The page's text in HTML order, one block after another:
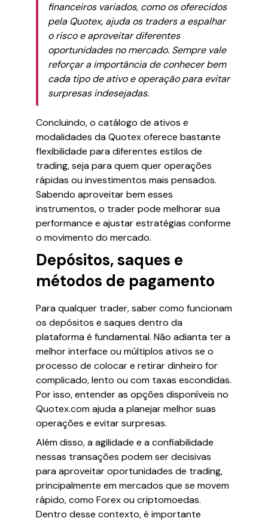
financeiros variados, como os oferecidos
pela Quotex, ajuda os traders a espalhar
o risco e aproveitar diferentes
oportunidades no mercado. Sempre vale
reforçar a importância de conhecer bem
cada tipo de ativo e operação para evitar
surpresas indesejadas.
Concluindo, o catálogo de ativos e
modalidades da Quotex oferece bastante
flexibilidade para diferentes estilos de
trading, seja para quem quer operações
rápidas ou investimentos mais pensados.
Sabendo aproveitar bem esses
instrumentos, o trader pode melhorar sua
performance e ajustar estratégias conforme
o movimento do mercado.
Depósitos, saques e
métodos de pagamento
Para qualquer trader, saber como funcionam
os depósitos e saques dentro da
plataforma é fundamental. Não adianta ter a
melhor interface ou múltiplos ativos se o
processo de colocar e retirar dinheiro for
complicado, lento ou com taxas escondidas.
Por isso, entender as opções disponíveis no
Quotex.com ajuda a planejar melhor suas
operações e evitar surpresas.
Além disso, a agilidade e a confiabilidade
nessas transações podem ser decisivas
para aproveitar oportunidades de trading,
principalmente em mercados que se movem
rápido, como Forex ou criptomoedas.
Dentro desse contexto, é importante